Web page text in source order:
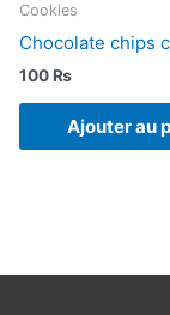
Cookies
Chocolate chips
100₨
Ajouter au